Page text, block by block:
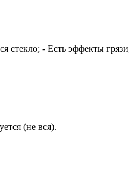
- Есть эффекты
(не вся).